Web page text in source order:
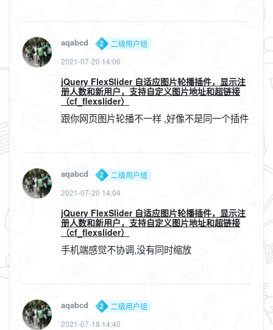
aqabcd
二级用户组
2021-07-20 14:06
jQuery FlexSlider 自适应图片轮播插件，显示注
册人数和新用户，支持自定义图片地址和超链接
（cf_flexslider）
跟你网页图片轮播不一样 ,好像不是同一个插件
aqabcd
二级用户组
2021-07-20 14:04
jQuery FlexSlider 自适应图片轮播插件，显示注
册人数和新用户，支持自定义图片地址和超链接
（cf_flexslider）
手机端感觉不协调,没有同时缩放
aqabcd
二级用户组
2021-07-18 14:40